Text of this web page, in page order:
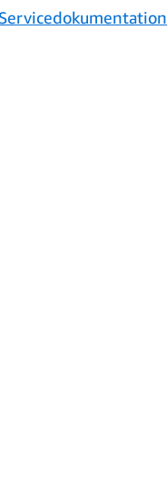
Servicedokumentation